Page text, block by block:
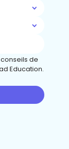
de
Education.